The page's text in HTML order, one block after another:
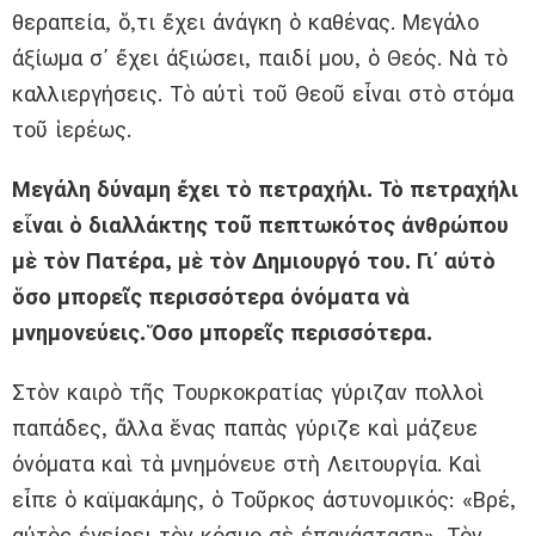
θεραπεία, ὅ,τι ἔχει ἀνάγκη ὁ καθένας. Μεγάλο
ἀξίωμα σ᾿ ἔχει ἀξιώσει, παιδί μου, ὁ Θεός. Νὰ τὸ
καλλιεργήσεις. Τὸ αὐτὶ τοῦ Θεοῦ εἶναι στὸ στόμα
τοῦ ἱερέως.
Μεγάλη δύναμη ἔχει τὸ πετραχήλι. Τὸ πετραχήλι
εἶναι ὁ διαλλάκτης τοῦ πεπτωκότος ἀνθρώπου
μὲ τὸν Πατέρα, μὲ τὸν Δημιουργό του. Γι᾿ αὐτὸ
ὅσο μπορεῖς περισσότερα ὀνόματα νὰ
μνημονεύεις. Ὅσο μπορεῖς περισσότερα.
Στὸν καιρὸ τῆς Τουρκοκρατίας γύριζαν πολλοὶ
παπάδες, ἄλλα ἕνας παπὰς γύριζε καὶ μάζευε
ὀνόματα καὶ τὰ μνημόνευε στὴ Λειτουργία. Καὶ
εἶπε ὁ καϊμακάμης, ὁ Τοῦρκος ἀστυνομικός: «Βρέ,